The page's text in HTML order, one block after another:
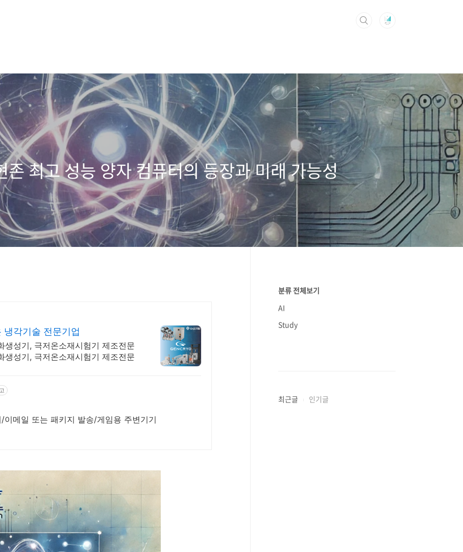
최고 성능 양자 컴퓨터의 등장과 미래 가능성
각기술 전문기업
생성기, 극저온소재시험기 제조전문
생성기, 극저온소재시험기 제조전문
메일 또는 패키지 발송/게임용 주변기기
분류 전체보기
AI
Study
최근글 인기글